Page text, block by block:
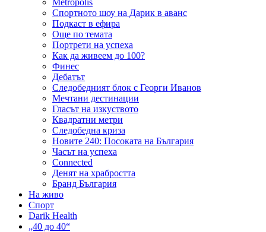
Metropolis
Спортното шоу на Дарик в аванс
Подкаст в ефира
Още по темата
Портрети на успеха
Как да живеем до 100?
Финес
Дебатът
Следобедният блок с Георги Иванов
Мечтани дестинации
Гласът на изкуството
Квадратни метри
Следобедна криза
Новите 240: Посоката на България
Часът на успеха
Connected
Денят на храбростта
Бранд България
На живо
Спорт
Darik Health
„40 до 40“